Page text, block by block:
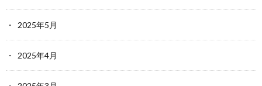
2025年5月
2025年4月